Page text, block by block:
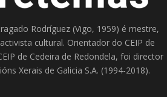
Rodríguez (Vigo, 1959) é mestre,
cultural. Orientador do CEIP de
de Cedeira de Redondela, foi director
Xerais de Galicia S.A. (1994-2018).